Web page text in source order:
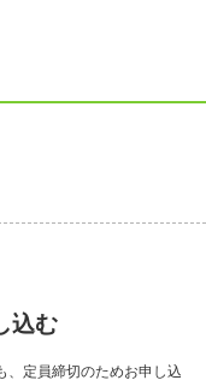
込む
、定員締切のためお申し込